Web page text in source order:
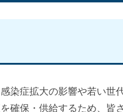
染症拡大の影響や若い世
確保・供給するため、